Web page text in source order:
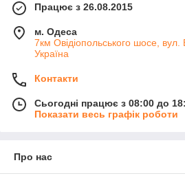
Працює з 26.08.2015
м. Одеса
7км Овідіопольського шосе,
Україна
Контакти
Сьогодні працює з 08:00 до
Показати весь графік роботи
Про нас